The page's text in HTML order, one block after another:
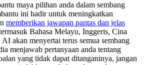
maya pilihan anda dalam sembang
ini hadir untuk meningkatkan
memberikan jawapan pantas dan jelas
Bahasa Melayu, Inggeris, Cina
akan menyertai terus semua sembang
menjawab pertanyaan anda tentang
yang tidak dapat ditanganinya, jangan